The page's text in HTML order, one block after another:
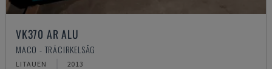
VK370 AR ALU
MACO - TRÄCIRKELSÅG
LITAUEN 2013